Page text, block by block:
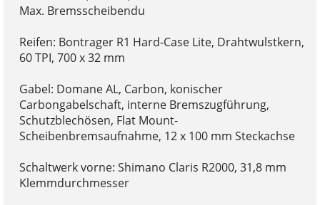
Max. Bremsscheibendu
Reifen: Bontrager R1 Hard-Case Lite, Drahtwulstkern,
60 TPI, 700 x 32 mm
Gabel: Domane AL, Carbon, konischer
Carbongabelschaft, interne Bremszugführung,
Schutzblechösen, Flat Mount-
Scheibenbremsaufnahme, 12 x 100 mm Steckachse
Schaltwerk vorne: Shimano Claris R2000, 31,8 mm
Klemmdurchmesser